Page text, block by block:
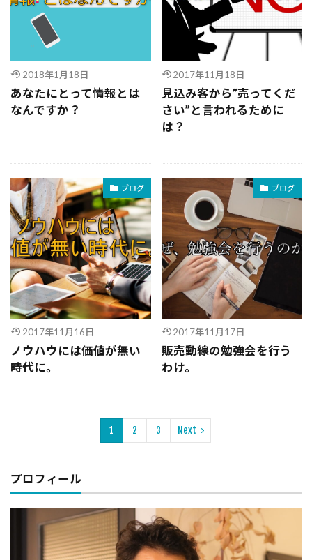
2018年1月18日
あなたにとって情報とは
なんですか？
2017年11月18日
見込み客から”売ってくだ
さい”と言われるために
は？
ブログ
2017年11月16日
ノウハウには価値が無い
時代に。
ブログ
2017年11月17日
販売動線の勉強会を行う
わけ。
1 2 3 Next
プロフィール